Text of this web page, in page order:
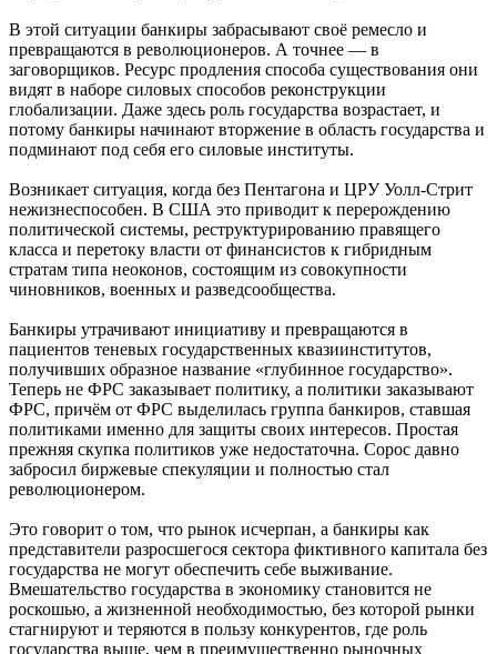
В этой ситуации банкиры забрасывают своё ремесло и
превращаются в революционеров. А точнее — в
заговорщиков. Ресурс продления способа существования они
видят в наборе силовых способов реконструкции
глобализации. Даже здесь роль государства возрастает, и
потому банкиры начинают вторжение в область государства и
подминают под себя его силовые институты.
Возникает ситуация, когда без Пентагона и ЦРУ Уолл-Стрит
нежизнеспособен. В США это приводит к перерождению
политической системы, реструктурированию правящего
класса и перетоку власти от финансистов к гибридным
стратам типа неоконов, состоящим из совокупности
чиновников, военных и разведсообщества.
Банкиры утрачивают инициативу и превращаются в
пациентов теневых государственных квазиинститутов,
получивших образное название «глубинное государство».
Теперь не ФРС заказывает политику, а политики заказывают
ФРС, причём от ФРС выделилась группа банкиров, ставшая
политиками именно для защиты своих интересов. Простая
прежняя скупка политиков уже недостаточна. Сорос давно
забросил биржевые спекуляции и полностью стал
революционером.
Это говорит о том, что рынок исчерпан, а банкиры как
представители разросшегося сектора фиктивного капитала без
государства не могут обеспечить себе выживание.
Вмешательство государства в экономику становится не
роскошью, а жизненной необходимостью, без которой рынки
стагнируют и теряются в пользу конкурентов, где роль
государства выше, чем в преимущественно рыночных